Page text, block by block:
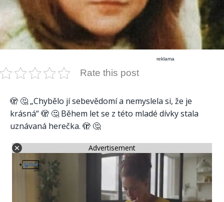
reklama
Rate this post
🫣 🤔 „Chybělo jí sebevědomí a nemyslela si, že je
krásná“ 🫣 🤔 Během let se z této mladé dívky stala
uznávaná herečka. 🫣 🤔
Advertisement